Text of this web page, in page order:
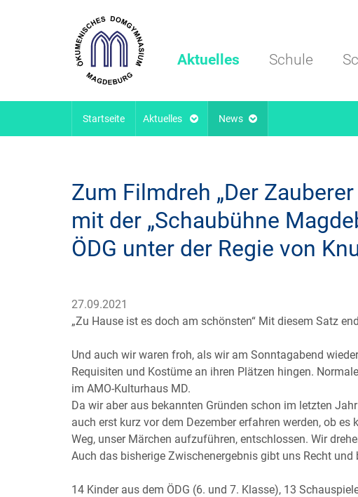
Aktuelles Schule
Startseite Aktuelles News
Zum Filmdreh „Der
mit der „Schaubühne
ÖDG unter der Regie von
27.09.2021
„Zu Hause ist es doch am schönsten“ Mit diesem Satz
Und auch wir waren froh, als wir am Sonntagabend
Requisiten und Kostüme an ihren Plätzen hingen.
im AMO-Kulturhaus MD.
Da wir aber aus bekannten Gründen schon im letzten
auch erst kurz vor dem Dezember erfahren werden, ob
Weg, unser Märchen aufzuführen, entschlossen. Wir
Auch das bisherige Zwischenergebnis gibt uns Recht
14 Kinder aus dem ÖDG (6. und 7. Klasse), 13